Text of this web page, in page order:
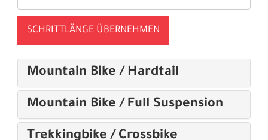
SCHRITTLÄNGE ÜBERNEHMEN
Mountain Bike / Hardtail
Mountain Bike / Full Suspension
Trekkingbike / Crossbike